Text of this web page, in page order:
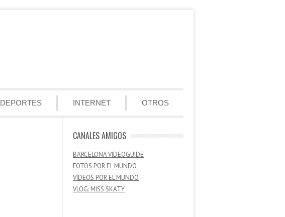
DEPORTES INTERNET OTROS
CANALES AMIGOS
BARCELONA VIDEOGUIDE
FOTOS POR EL MUNDO
VÍDEOS POR EL MUNDO
VLOG: MISS SKATY